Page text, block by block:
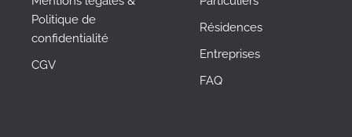
Politique de
confidentialité
CGV
Résidences
Entreprises
FAQ